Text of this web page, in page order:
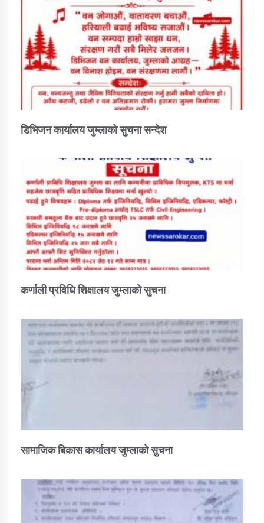
तातोपानी गाउँपालिकाको न्यायिक समिति सम्बन्धी सन्देश
तातोपानी गाउँपालिका जुम्लाको महिला तथा लैङ्गिक हिंसा
सम्बन्धी सूचना सन्देश
तातोपानी गाउँपालिका जुम्लाको महिनावारी सम्बन्धिकाे
तातोपानी गाउँपालिका जुम्लाको सूचना
डिभिजन कार्यालय जुम्लाको सुचना सन्देश
कर्णाली प्रविधि शिक्षालय जुम्लाको सुचना
सामाजिक बिकास कार्यालय जुम्लाकाे सुचना